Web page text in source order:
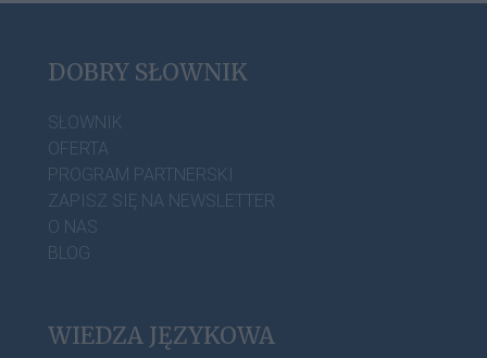
DOBRY SŁOWNIK
SŁOWNIK
OFERTA
PROGRAM PARTNERSKI
ZAPISZ SIĘ NA NEWSLETTER
O NAS
BLOG
WIEDZA JĘZYKOWA